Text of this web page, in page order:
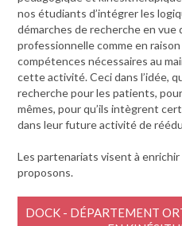
nos étudiants d’intégrer les
démarches de recherche en
professionnelle comme en
compétences nécessaires au
cette activité. Ceci dans l’idée,
recherche pour les patients,
mêmes, pour qu’ils intègrent
dans leur future activité de
Les partenariats visent à
proposons.
DOCK - DÉPARTEMENT